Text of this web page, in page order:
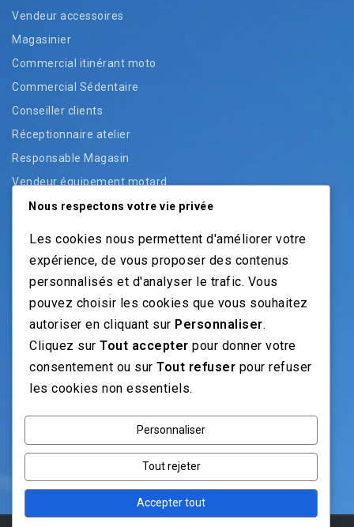
Vendeur accessoires
Magasinier
Commercial itinérant moto
Commercial Sédentaire
Conseiller clients
Réceptionnaire atelier
Responsable Magasin
Vendeur équipement motard
Vendeur pièces
Vendeur véhicules occasion
NOS GUIDES
Recrutement moto: Le guide pour recruteurs
NOS RÉSEAUX
Nous respectons votre vie privée
Les cookies nous permettent d'améliorer votre
expérience, de vous proposer des contenus
personnalisés et d'analyser le trafic. Vous
pouvez choisir les cookies que vous souhaitez
autoriser en cliquant sur Personnaliser.
Cliquez sur Tout accepter pour donner votre
consentement ou sur Tout refuser pour refuser
les cookies non essentiels.
Personnaliser
Tout rejeter
Accepter tout